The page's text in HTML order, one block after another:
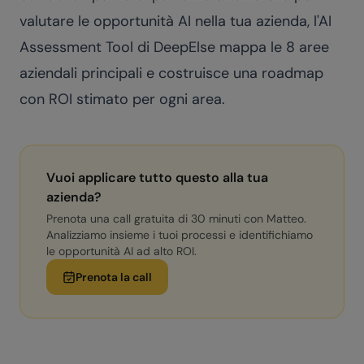
valutare le opportunità AI nella tua azienda, l'AI
Assessment Tool di DeepElse mappa le 8 aree
aziendali principali e costruisce una roadmap
con ROI stimato per ogni area.
Vuoi applicare tutto questo alla tua
azienda?
Prenota una call gratuita di 30 minuti con Matteo.
Analizziamo insieme i tuoi processi e identifichiamo
le opportunità AI ad alto ROI.
Prenota la call